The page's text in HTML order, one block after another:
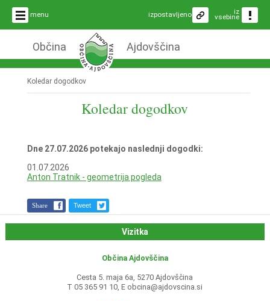
menu iz
vsebine
izpostavljeno
Občina Ajdovščina
Koledar dogodkov
Koledar dogodkov
Dne 27.07.2026 potekajo naslednji dogodki:
01.07.2026
Anton Tratnik - geometrija pogleda
Share Tweet
Vizitka
Občina Ajdovščina
Cesta 5. maja 6a, 5270 Ajdovščina
T 05 365 91 10, E obcina@ajdovscina.si